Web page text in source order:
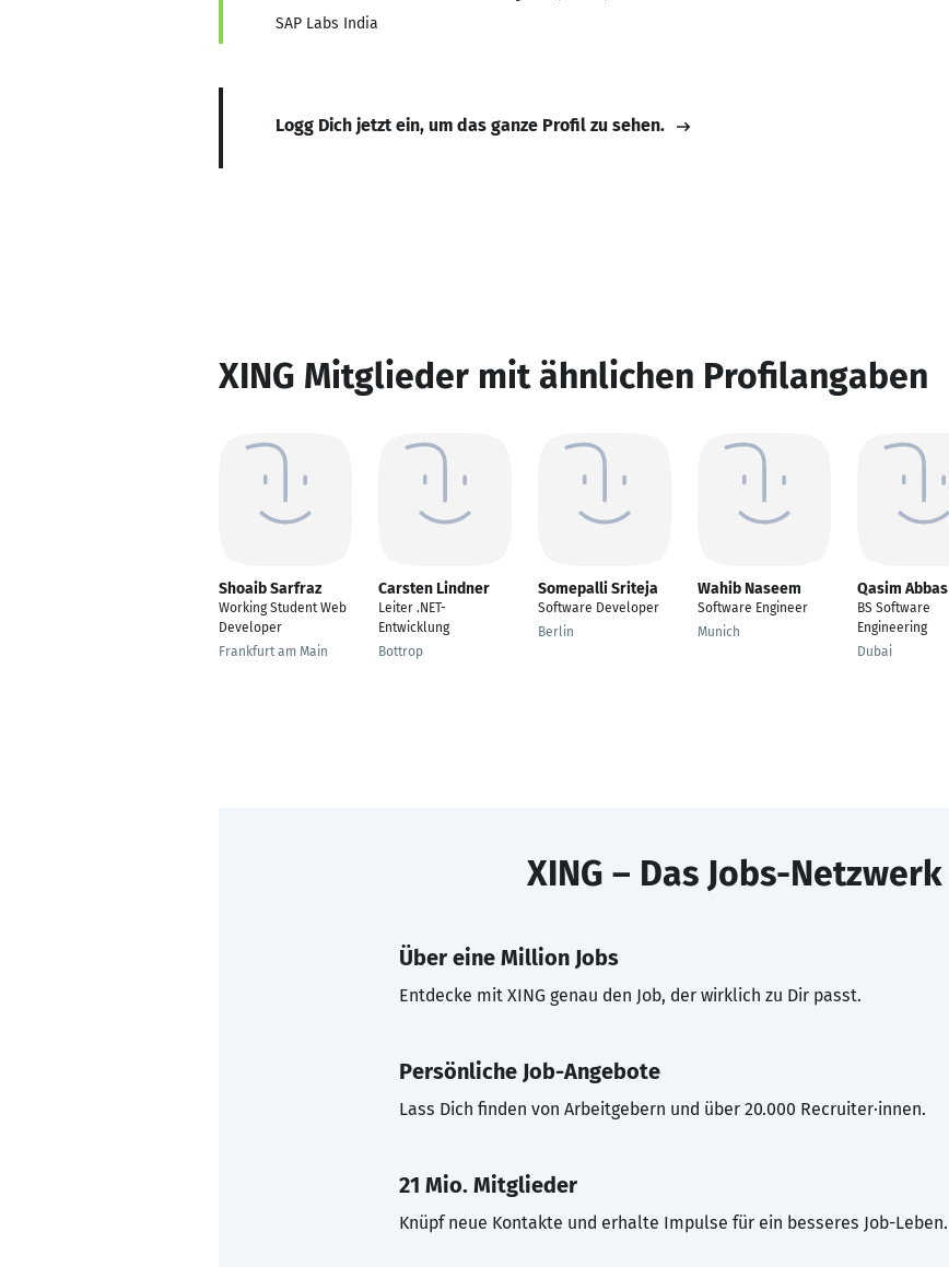
SAP Labs India
Logg Dich jetzt ein, um das ganze Profil zu sehen.
XING Mitglieder mit ähnlichen Profilangaben
Shoaib Sarfraz
Working Student Web
Developer
Frankfurt am Main
Carsten Lindner
Leiter .NET-
Entwicklung
Bottrop
Somepalli Sriteja
Software Developer
Berlin
Wahib Naseem
Software Engineer
Munich
Qasim Abbas
BS Software
Engineering
Dubai
XING – Das Jobs-Netzwerk
Über eine Million Jobs
Entdecke mit XING genau den Job, der wirklich zu Dir passt.
Persönliche Job-Angebote
Lass Dich finden von Arbeitgebern und über 20.000 Recruiter·innen.
21 Mio. Mitglieder
Knüpf neue Kontakte und erhalte Impulse für ein besseres Job-Leben.